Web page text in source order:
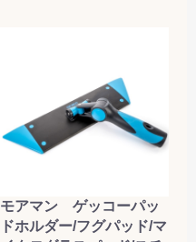
モアマン ゲッコーパッ
ドホルダー/フグパッド/マ